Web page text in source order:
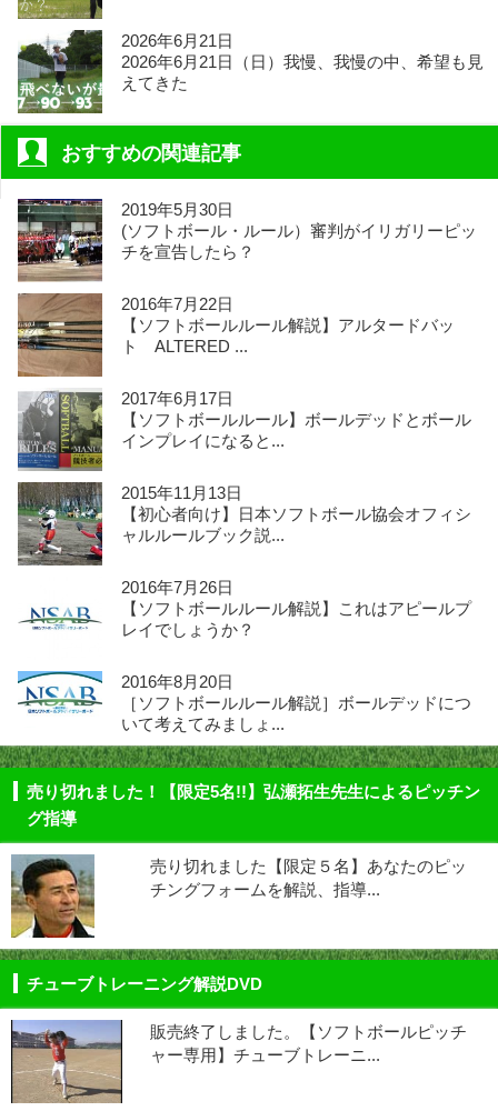
2026年6月21日
2026年6月21日（日）我慢、我慢の中、希望も見
えてきた
おすすめの関連記事
2019年5月30日
(ソフトボール・ルール）審判がイリガリーピッ
チを宣告したら？
2016年7月22日
【ソフトボールルール解説】アルタードバッ
ト ALTERED ...
2017年6月17日
【ソフトボールルール】ボールデッドとボール
インプレイになると...
2015年11月13日
【初心者向け】日本ソフトボール協会オフィシ
ャルルールブック説...
2016年7月26日
【ソフトボールルール解説】これはアピールプ
レイでしょうか？
2016年8月20日
［ソフトボールルール解説］ボールデッドにつ
いて考えてみましょ...
売り切れました！【限定5名!!】弘瀬拓生先生によるピッチン
グ指導
売り切れました【限定５名】あなたのピッ
チングフォームを解説、指導...
チューブトレーニング解説DVD
販売終了しました。【ソフトボールピッチ
ャー専用】チューブトレーニ...